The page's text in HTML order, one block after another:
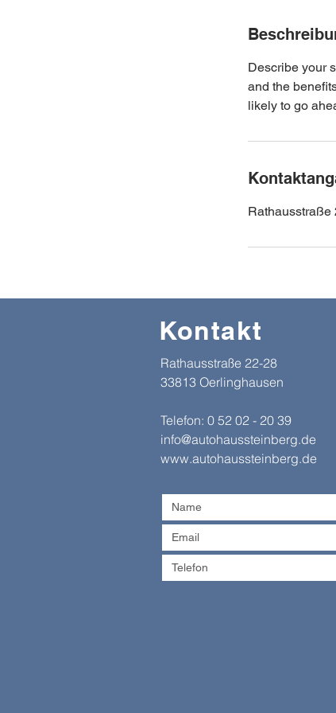
Describe your
and the
likely to go
Rathausstraße
Kontakt
Rathausstraße 22-28
33813 Oerlinghausen
Telefon: 0 52 02 - 20 39
info@autohaussteinberg.de
www.autohaussteinberg.de